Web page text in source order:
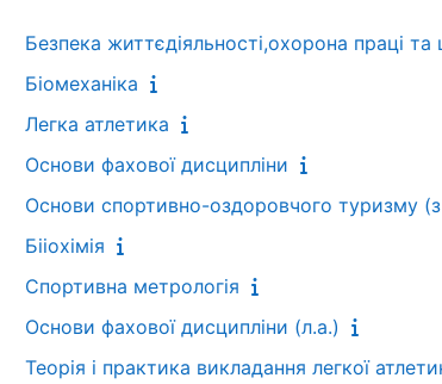
Безпека життєдіяльності,охорона праці та
Біомеханіка
Легка атлетика
Основи фахової дисципліни
Основи спортивно-оздоровчого туризму
Бііохімія
Спортивна метрологія
Основи фахової дисципліни (л.а.)
Теорія і практика викладання легкої